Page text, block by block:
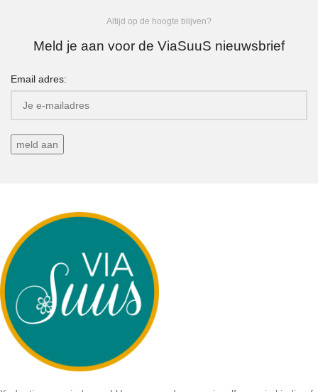
Altijd op de hoogte blijven?
Meld je aan voor de ViaSuuS nieuwsbrief
Email adres: